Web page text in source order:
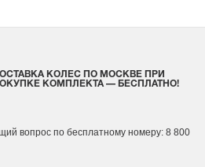
КОЛЕС ПО МОСКВЕ ПРИ
КОМПЛЕКТА — БЕСПЛАТНО!
вопрос по бесплатному номеру: 8 800